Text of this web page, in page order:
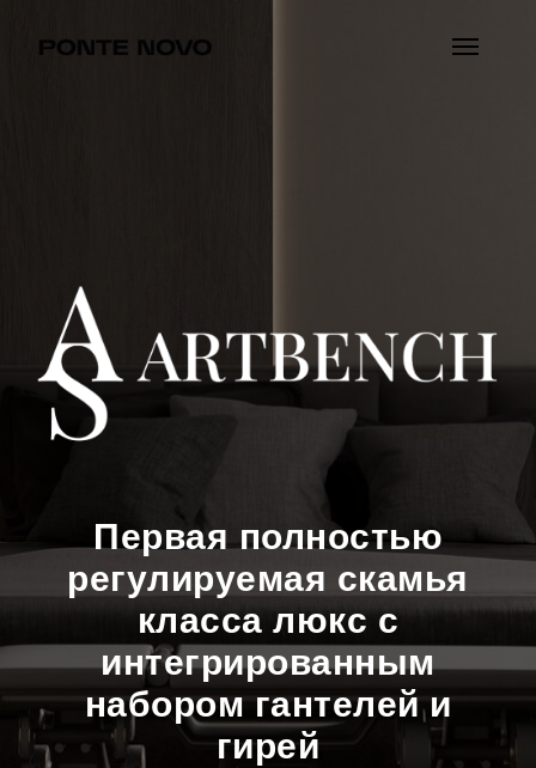
Первая полностью
регулируемая скамья
класса люкс с
интегрированным
набором гантелей и
гирей